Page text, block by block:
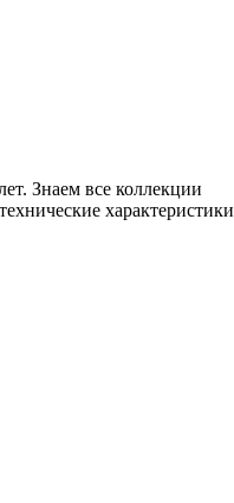
Знаем все коллекции
характеристики